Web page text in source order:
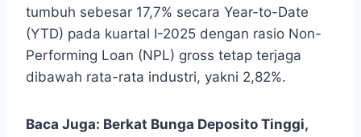
tumbuh sebesar 17,7% secara Year-to-Date
(YTD) pada kuartal I-2025 dengan rasio Non-
Performing Loan (NPL) gross tetap terjaga
dibawah rata-rata industri, yakni 2,82%.
Baca Juga: Berkat Bunga Deposito Tinggi,